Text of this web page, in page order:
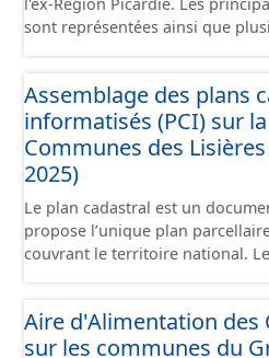
relevés sur les chemins (bois,
etc.). - Observations : les
- Plantations : proposition de
basse, haie mixte, etc.).
sont représentées ainsi que
sont désaffectées mais sont
présentes sur le terrain.
Assemblage des plans
informatisés (PCI) sur
Communes des
2025)
Le plan cadastral est un
propose l’unique plan
couvrant le territoire national.
communément appelées «
est l’unité cadastrale de base.
Aire d'Alimentation des
sur les communes du